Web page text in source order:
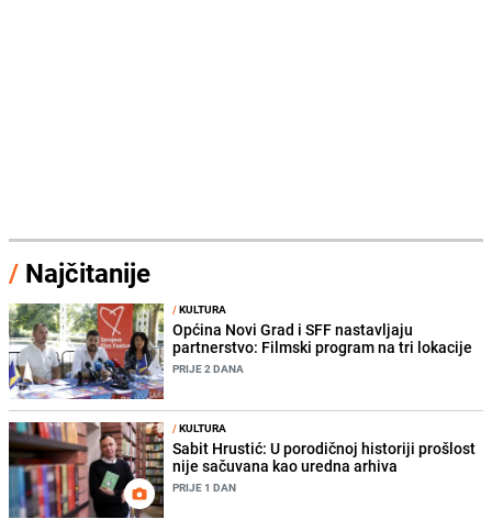
/ Najčitanije
/KULTURA
Općina Novi Grad i SFF nastavljaju
partnerstvo: Filmski program na tri lokacije
PRIJE 2 DANA
/KULTURA
Sabit Hrustić: U porodičnoj historiji prošlost
nije sačuvana kao uredna arhiva
PRIJE 1 DAN